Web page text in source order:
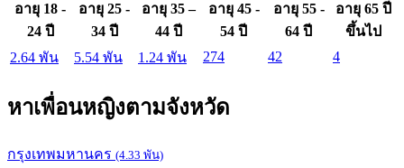
อายุ 18 -
24 ปี
อายุ 25 -
34 ปี
อายุ 35 –
44 ปี
อายุ 45 -
54 ปี
อายุ 55 -
64 ปี
อายุ 65 ปี
ขึ้นไป
2.64 พัน
5.54 พัน 1.24 พัน 274 42 4
หาเพื่อนหญิงตามจังหวัด
กรุงเทพมหานคร (4.33 พัน)